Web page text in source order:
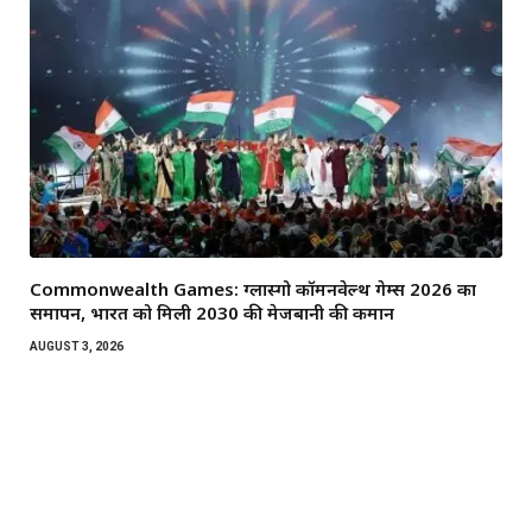
Commonwealth Games: ग्लास्गो कॉमनवेल्थ गेम्स 2026 का
समापन, भारत को मिली 2030 की मेजबानी की कमान
AUGUST 3, 2026